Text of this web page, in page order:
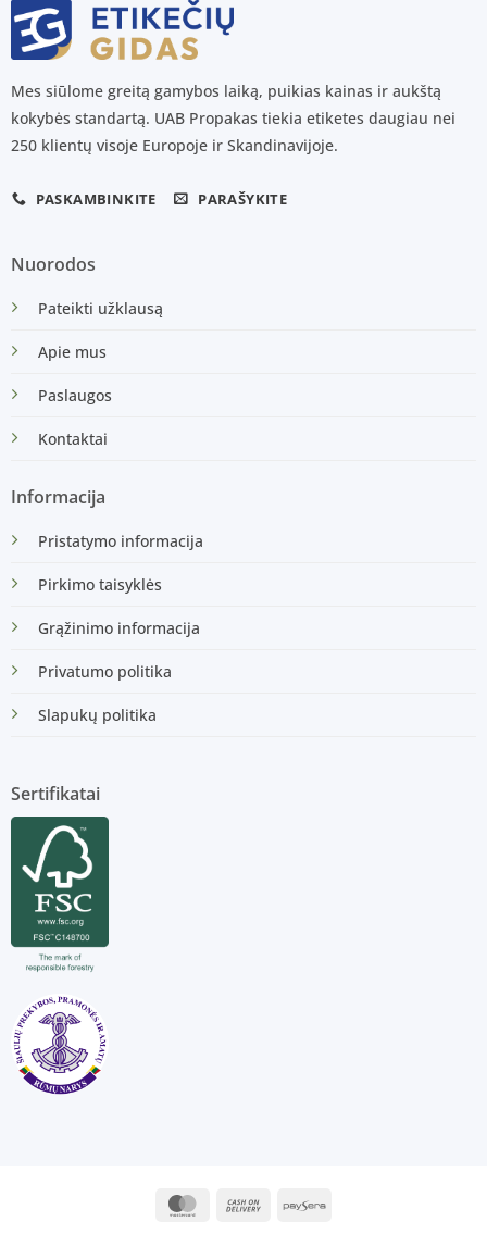
Mes siūlome greitą gamybos laiką, puikias kainas ir aukštą
kokybės standartą. UAB Propakas tiekia etiketes daugiau nei
250 klientų visoje Europoje ir Skandinavijoje.
PASKAMBINKITE PARAŠYKITE
Nuorodos
Pateikti užklausą
Apie mus
Paslaugos
Kontaktai
Informacija
Pristatymo informacija
Pirkimo taisyklės
Grąžinimo informacija
Privatumo politika
Slapukų politika
Sertifikatai
MasterCardCash
Paysera